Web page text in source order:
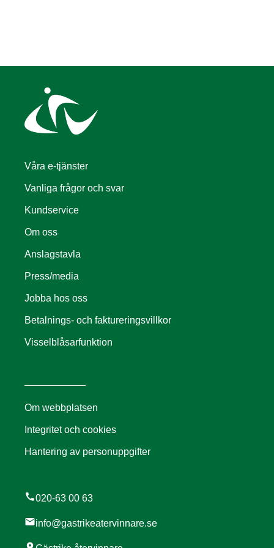
Våra e-tjänster
Vanliga frågor och svar
Kundservice
Om oss
Anslagstavla
Press/media
Jobba hos oss
Betalnings- och faktureringsvillkor
Visselblåsarfunktion
Om webbplatsen
Integritet och cookies
Hantering av personuppgifter
call020-63 00 63
mailinfo@gastrikeatervinnare.se